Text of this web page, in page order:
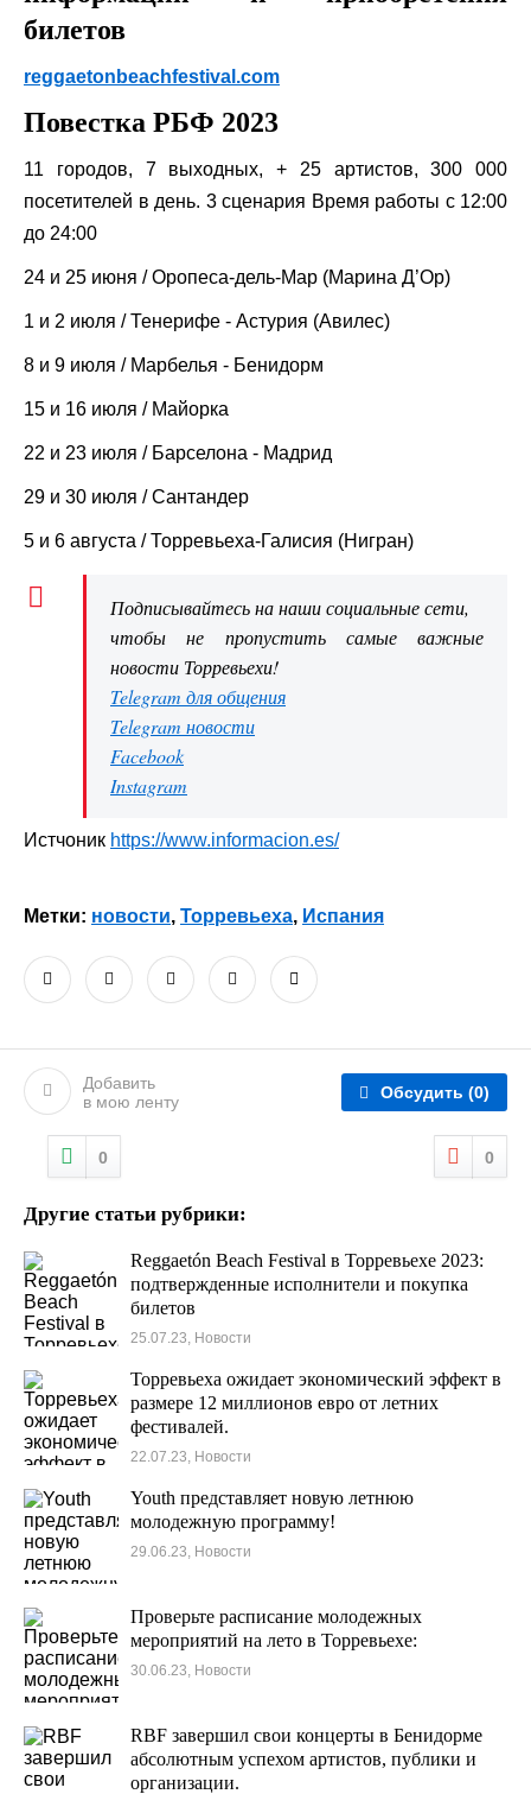
билетов
reggaetonbeachfestival.com
Повестка РБФ 2023
11 городов, 7 выходных, + 25 артистов, 300 000
посетителей в день. 3 сценария Время работы с 12:00
до 24:00
24 и 25 июня / Оропеса-дель-Мар (Марина Д’Ор)
1 и 2 июля / Тенерифе - Астурия (Авилес)
8 и 9 июля / Марбелья - Бенидорм
15 и 16 июля / Майорка
22 и 23 июля / Барселона - Мадрид
29 и 30 июля / Сантандер
5 и 6 августа / Торревьеха-Галисия (Нигран)
Подписывайтесь на наши социальные сети,
чтобы не пропустить самые важные
новости Торревьехи!
Telegram для общения
Telegram новости
Facebook
Instagram
Истчоник https://www.informacion.es/
Метки: новости, Торревьеха, Испания
Добавить
в мою ленту
Обсудить (0)
0 0
Другие статьи рубрики:
Reggaetón Beach Festival в Торревьехе 2023:
подтвержденные исполнители и покупка
билетов
25.07.23, Новости
Торревьеха ожидает экономический эффект в
размере 12 миллионов евро от летних
фестивалей.
22.07.23, Новости
Youth представляет новую летнюю
молодежную программу!
29.06.23, Новости
Проверьте расписание молодежных
мероприятий на лето в Торревьехе:
30.06.23, Новости
RBF завершил свои концерты в Бенидорме
абсолютным успехом артистов, публики и
организации.